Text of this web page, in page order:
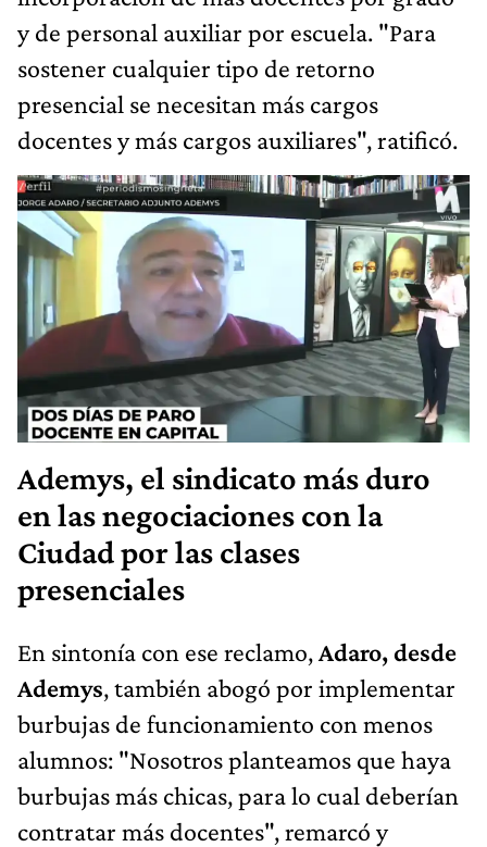
y de personal auxiliar por escuela. "Para
sostener cualquier tipo de retorno
presencial se necesitan más cargos
docentes y más cargos auxiliares", ratificó.
Ademys, el sindicato más duro
en las negociaciones con la
Ciudad por las clases
presenciales
En sintonía con ese reclamo,Adaro, desde
Ademys, también abogó por implementar
burbujas de funcionamiento con menos
alumnos: "Nosotros planteamos que haya
burbujas más chicas, para lo cual deberían
contratar más docentes", remarcó y